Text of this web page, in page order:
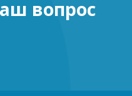
вопрос